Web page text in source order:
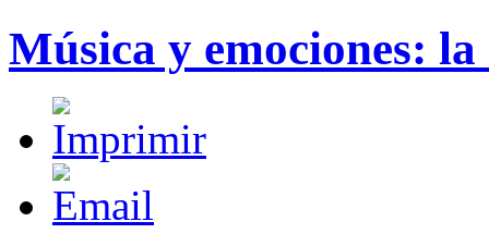
Música y emociones: